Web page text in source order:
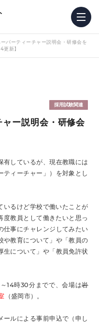
パーティーチャー説明会・研修会を
更新】
採用試験関連
ー説明会・研修会
有しているが、現在教職には
ティーチャー」）を対象とし
いるけど学校で働いたことが
度教員として働きたいと思っ
仕事にチャレンジしてみたい
や教育について」や「教員の
生について」や「教員免許状
14時30分までで、会場は岩
（盛岡市）。
ルによる事前申込で（申し